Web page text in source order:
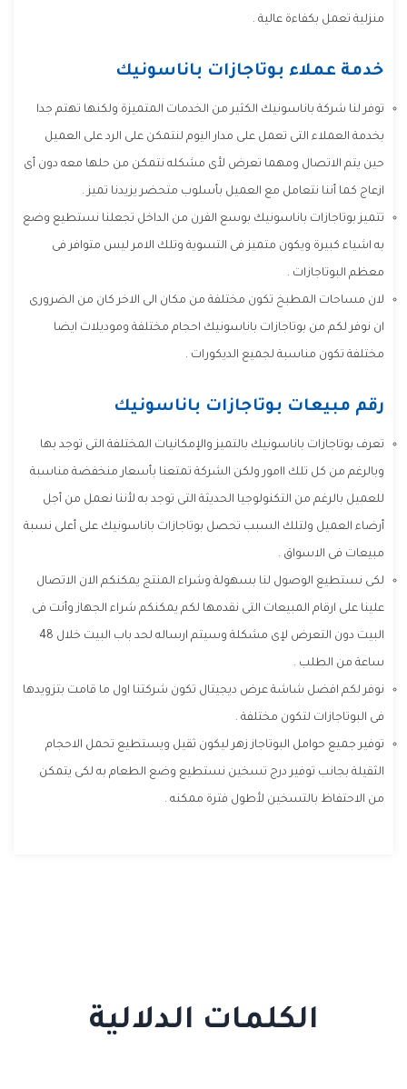
منزلية تعمل بكفاءة عالية .
خدمة عملاء بوتاجازات باناسونيك
توفر لنا شركة باناسونيك الكثير من الخدمات المتميزة ولكنها تهتم جدا
بخدمة العملاء التى تعمل على مدار اليوم لنتمكن على الرد على العميل
حين يتم الاتصال ومهما تعرض لأى مشكله نتمكن من حلها معه دون أى
ازعاج كما أننا نتعامل مع العميل بأسلوب متحضر يزيدنا تميز .
تتميز بوتاجازات باناسونيك بوسع الفرن من الداخل تجعلنا نستطيع وضع
به اشياء كبيرة ويكون متميز فى التسوية وتلك الامر ليس متوافر فى
معظم البوتاجازات .
لان مساحات المطبخ تكون مختلفة من مكان الى الاخر كان من الضرورى
ان نوفر لكم من بوتاجازات باناسونيك احجام مختلفة وموديلات ايضا
مختلفة تكون مناسبة لجميع الديكورات .
رقم مبيعات بوتاجازات باناسونيك
تعرف بوتاجازات باناسونيك بالتميز والإمكانيات المختلفة التى توجد بها
وبالرغم من كل تلك اامور ولكن الشركة تمتعنا بأسعار منخفضة مناسبة
للعميل بالرغم من التكنولوجيا الحديثة التى توجد به لأننا نعمل من أجل
أرضاء العميل ولتلك السبب تحصل بوتاجازات باناسونيك على أعلى نسبة
مبيعات فى الاسواق .
لكى نستطيع الوصول لنا بسهولة وشراء المنتج يمكنكم الان الاتصال
علينا على ارقام المبيعات التى نقدمها لكم يمكنكم شراء الجهاز وأنت فى
البيت دون التعرض لإى مشكلة وسيتم ارساله لحد باب البيت خلال 48
ساعة من الطلب .
نوفر لكم افضل شاشة عرض ديجيتال تكون شركتنا اول ما قامت بتزويدها
فى البوتاجازات لتكون مختلفة .
توفير جميع حوامل البوتاجاز زهر ليكون ثقيل ويستطيع تحمل الاحجام
الثقيلة بجانب توفير درج تسخين نستطيع وضع الطعام به لكى يتمكن
من الاحتفاظ بالتسخين لأطول فترة ممكنه .
الكلمات الدلالية